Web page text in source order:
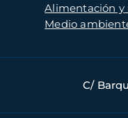
Alimentación y
Medio
C/